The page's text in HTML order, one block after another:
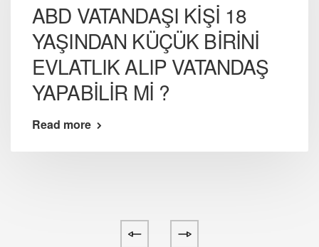
ABD VATANDAŞI KİŞİ 18
YAŞINDAN KÜÇÜK BİRİNİ
EVLATLIK ALIP VATANDAŞ
YAPABİLİR Mİ ?
Read more